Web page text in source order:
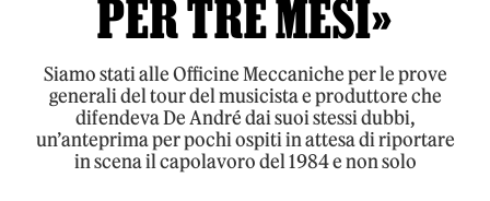
PER TRE MESI»
Siamo stati alle Officine Meccaniche per le prove
generali del tour del musicista e produttore che
difendeva De André dai suoi stessi dubbi,
un’anteprima per pochi ospiti in attesa di riportare
in scena il capolavoro del 1984 e non solo